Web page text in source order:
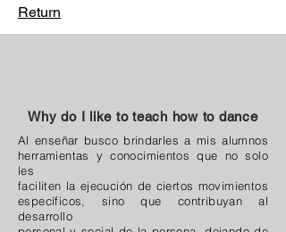
Return
Why do I like to teach how to dance
Al enseñar busco brindarles a mis alumnos
herramientas y conocimientos que no solo
les
faciliten la ejecución de ciertos movimientos
específicos, sino que contribuyan al
desarrollo